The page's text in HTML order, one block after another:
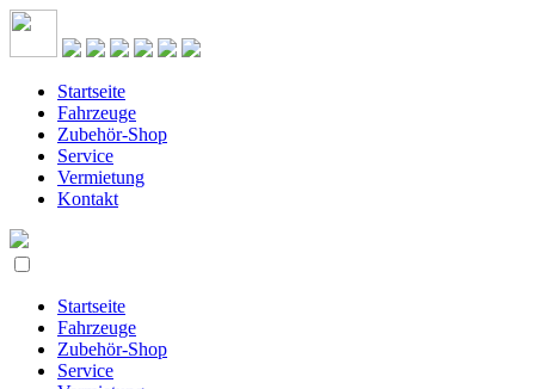
Startseite
Fahrzeuge
Zubehör-Shop
Service
Vermietung
Kontakt
Startseite
Fahrzeuge
Zubehör-Shop
Service